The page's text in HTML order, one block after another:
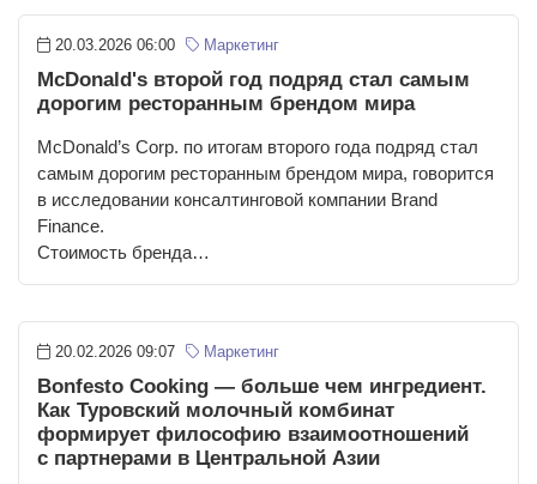
20.03.2026 06:00 Маркетинг
McDonald's второй год подряд стал самым
дорогим ресторанным брендом мира
McDonald’s Corp. по итогам второго года подряд стал
самым дорогим ресторанным брендом мира, говорится
в исследовании консалтинговой компании Brand
Finance.
Стоимость бренда…
20.02.2026 09:07 Маркетинг
Bonfesto Cooking — больше чем ингредиент.
Как Туровский молочный комбинат
формирует философию взаимоотношений
с партнерами в Центральной Азии